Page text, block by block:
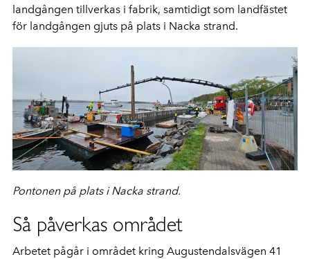
landgången tillverkas i fabrik, samtidigt som landfästet
för landgången gjuts på plats i Nacka strand.
Pontonen på plats i Nacka strand.
Så påverkas området
Arbetet pågår i området kring Augustendalsvägen 41